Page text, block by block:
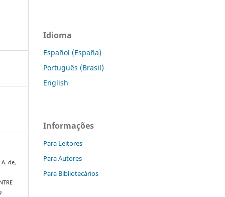
de,
Idioma
Español (España)
Português (Brasil)
English
Informações
Para Leitores
Para Autores
Para Bibliotecários